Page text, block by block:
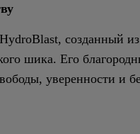
созданный из
шика. Его
уверенности и